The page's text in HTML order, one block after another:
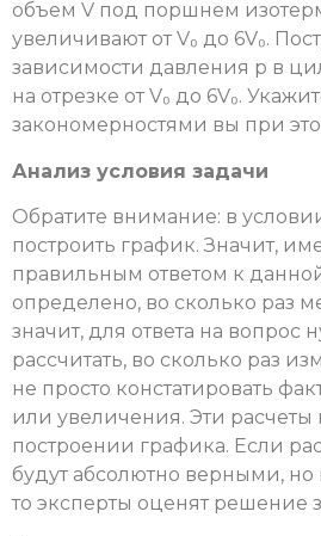
объем V под поршнем
увеличивают от V₀ до 6V₀.
зависимости давления p в
на отрезке от V₀ до 6V₀.
закономерностями вы при
Анализ условия задачи
Обратите внимание: в
построить график. Значит,
правильным ответом к
определено, во сколько раз
значит, для ответа на вопрос
рассчитать, во сколько раз
не просто констатировать
или увеличения. Эти расчеты
построении графика. Если
будут абсолютно верными, но
то эксперты оценят решение